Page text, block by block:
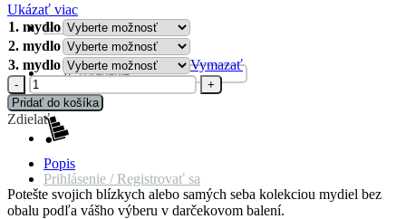
Kontakt
Hľadať:
Prihlásenie / Registrovať sa
Ukázať viac
1. mydlo
2. mydlo
3. mydlo
Vymazať
množstvo
Mydlá
v
darčekovej
krabičke
(váš
výber)
Pridať do košíka
Zdielať
Popis
Potešte svojich blízkych alebo samých seba kolekciou mydiel bez
obalu podľa vášho výberu v darčekovom balení.